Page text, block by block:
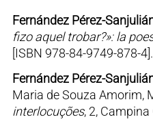
Fernández Pérez-
fizo aquel trobar?»: la
[ISBN 978-84-9749-878-4].
Fernández Pérez-
Maria de Souza Amorim,
interlocuções, 2,